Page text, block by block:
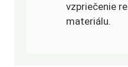
vzpriečenie
materiálu.